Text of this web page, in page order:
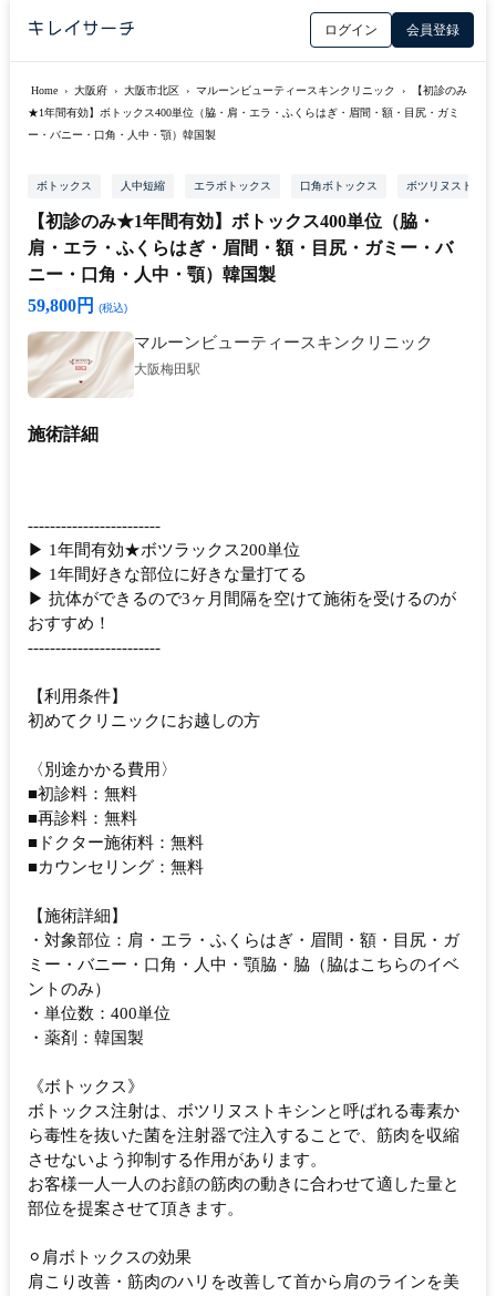
ログイン 会員登録
Home › 大阪府 › 大阪市北区 › マルーンビューティースキンクリニック ›
【初診のみ
★1年間有効】ボトックス400単位（脇・肩・エラ・ふくらはぎ・眉間・額・目尻・ガミ
ー・バニー・口角・人中・顎）韓国製
ボトックス 人中短縮 エラボトックス 口角ボトックス ボツリヌストキ
【初診のみ★1年間有効】ボトックス400単位（脇・
肩・エラ・ふくらはぎ・眉間・額・目尻・ガミー・バ
ニー・口角・人中・顎）韓国製
59,800円
(税込)
マルーンビューティースキンクリニック
大阪梅田駅
施術詳細
------------------------
▶︎ 1年間有効★ボツラックス200単位
▶︎ 1年間好きな部位に好きな量打てる
▶︎ 抗体ができるので3ヶ月間隔を空けて施術を受けるのが
おすすめ！
------------------------
【利用条件】
初めてクリニックにお越しの方
〈別途かかる費用〉
■初診料：無料
■再診料：無料
■ドクター施術料：無料
■カウンセリング：無料
【施術詳細】
・対象部位：肩・エラ・ふくらはぎ・眉間・額・目尻・ガ
ミー・バニー・口角・人中・顎脇・脇（脇はこちらのイベ
ントのみ）
・単位数：400単位
・薬剤：韓国製
《ボトックス》
ボトックス注射は、ボツリヌストキシンと呼ばれる毒素か
ら毒性を抜いた菌を注射器で注入することで、筋肉を収縮
させないよう抑制する作用があります。
お客様一人一人のお顔の筋肉の動きに合わせて適した量と
部位を提案させて頂きます。
⚪︎肩ボトックスの効果
肩こり改善・筋肉のハリを改善して首から肩のラインを美